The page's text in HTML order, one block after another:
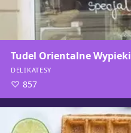
Tudel Orientalne Wypieki
DELIKATESY
857